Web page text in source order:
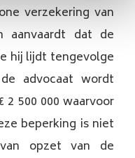
verzekering van
aanvaardt dat de
hij lijdt tengevolge
advocaat wordt
500 000 waarvoor
beperking is niet
opzet van de